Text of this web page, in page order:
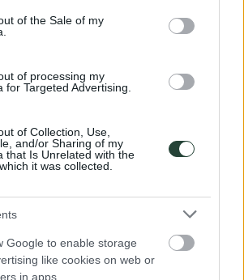
of the Sale of my
of processing my
for Targeted Advertising.
of Collection, Use,
and/or Sharing of my
that Is Unrelated with the
it was collected.
Google to enable storage
like cookies on web or
in apps.
las fotografías
te tomas un café en tu ciudad, ¿te
puede ser una excusa perfecta para
antes procura pedir permiso.
costumbres